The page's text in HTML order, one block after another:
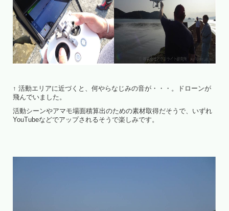
↑ 活動エリアに近づくと、何やらなじみの音が・・・。ドローンが
飛んでいました。
活動シーンやアマモ場面積算出のための素材取得だそうで、いずれ
YouTubeなどでアップされるそうで楽しみです。